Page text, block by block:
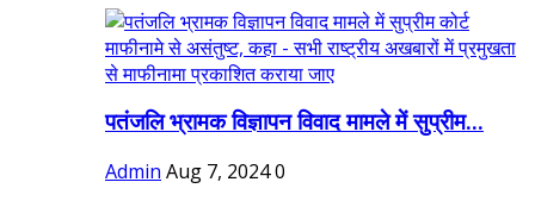
पतंजलि भ्रामक विज्ञापन विवाद मामले में सुप्रीम...
Admin Aug 7, 20240